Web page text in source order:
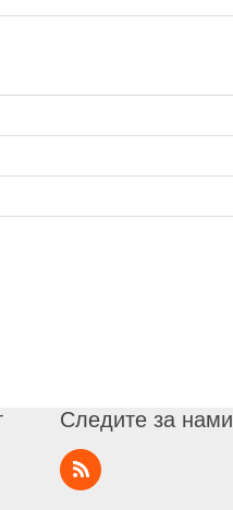
Следите за нами